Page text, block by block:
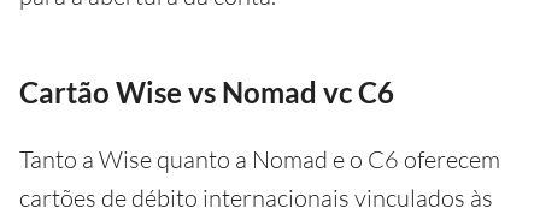
Cartão Wise vs Nomad vc C6
Tanto a Wise quanto a Nomad e o C6 oferecem
cartões de débito internacionais vinculados às